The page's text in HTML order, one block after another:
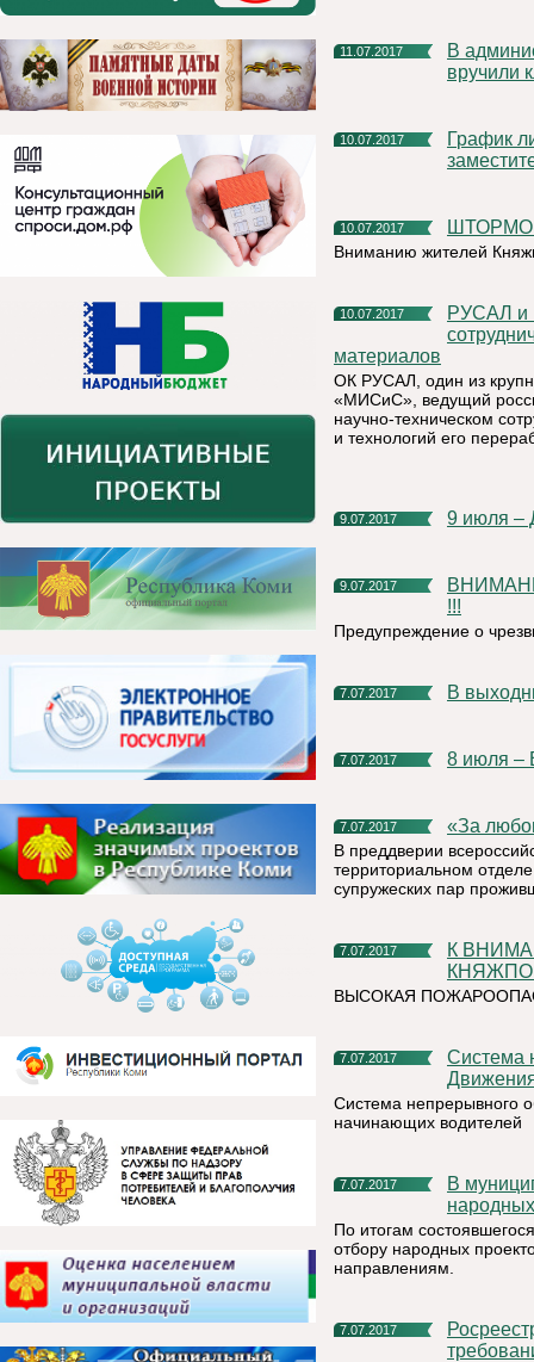
11.07.2017
В администрации МР «Княжпогостский» торжественно
вручили
10.07.2017
График личного приема руководителя администрации и
10.07.2017
Вниманию жителей
10.07.2017
РУСАЛ и НИТУ «МИСиС» заключили соглашение о
материалов
ОК РУСАЛ, один из
«МИСиС», ведущий
научно-техническом
и технологий его
9.07.2017 9 июля
9.07.2017
ВНИМАНИЮ НАСЕЛЕНИЯ КНЯЖПОГОСТСКОГО РАЙОНА
!!!
Предупреждение о
7.07.2017 В
7.07.2017 8 июля
7.07.2017 «За
В преддверии
территориальном
супружеских пар
7.07.2017
К ВНИМАНИЮ ЖИТЕЛЕЙ И ОРГАНИЗАЦИЙ
ВЫСОКАЯ
7.07.2017
Система непрерывного обучения Безопасности Дорожного
Система непрерывного
начинающих водителей
7.07.2017
В муниципалитетах началась активная стадия реализации
По итогам
отбору народных
направлениям.
7.07.2017
Росреестр информирует, что с 1 июля действуют новые